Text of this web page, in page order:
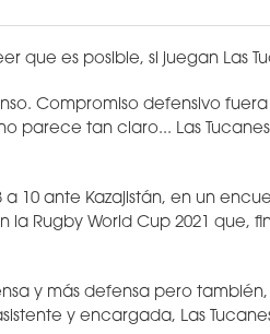
que es posible, si juegan Las
Compromiso defensivo
parece tan claro... Las
a 10 ante Kazajistán, en un
la Rugby World Cup 2021 que,
y más defensa pero
y encargada, Las